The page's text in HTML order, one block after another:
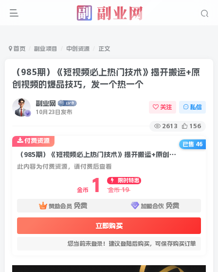
首页 副业项目 中创资源 正文
（985期）《短视频必上热门技术》揭开搬运+原
创视频的爆品技巧，发一个热一个
副业网
10月23日发布
关注 私信
2613 156
（985期）《短视频必上热门技术》揭开搬运+原创视频的爆品技巧，发一个热一个
此内容为付费资源，请付费后查看
金币 1
限时特惠
金币 19
赞助会员 免费 加盟合伙 免费
立即购买
您当前未登录！建议登陆后购买，可保存购买订单
付费资源
已售 46